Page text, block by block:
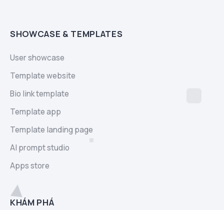
SHOWCASE & TEMPLATES
User showcase
Template website
Bio link template
Template app
Template landing page
AI prompt studio
Apps store
KHÁM PHÁ